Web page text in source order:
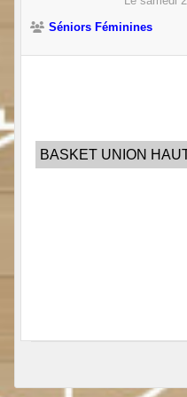
Séniors Féminines
BASKET UNION